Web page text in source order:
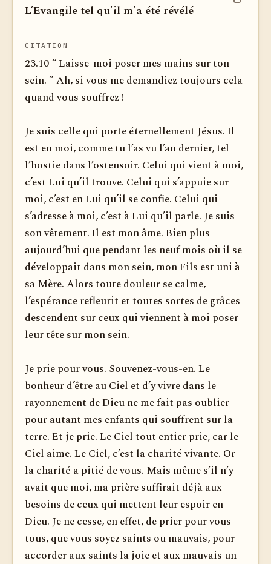
L’Evangile tel qu'il m'a été révélé
CITATION
23.10 “ Laisse-moi poser mes mains sur ton
sein. ” Ah, si vous me demandiez toujours cela
quand vous souffrez !
Je suis celle qui porte éternellement Jésus. Il
est en moi, comme tu l’as vu l’an dernier, tel
l’hostie dans l’ostensoir. Celui qui vient à moi,
c’est Lui qu’il trouve. Celui qui s’appuie sur
moi, c’est en Lui qu’il se confie. Celui qui
s’adresse à moi, c’est à Lui qu’il parle. Je suis
son vêtement. Il est mon âme. Bien plus
aujourd’hui que pendant les neuf mois où il se
développait dans mon sein, mon Fils est uni à
sa Mère. Alors toute douleur se calme,
l’espérance refleurit et toutes sortes de grâces
descendent sur ceux qui viennent à moi poser
leur tête sur mon sein.
Je prie pour vous. Souvenez-vous-en. Le
bonheur d’être au Ciel et d’y vivre dans le
rayonnement de Dieu ne me fait pas oublier
pour autant mes enfants qui souffrent sur la
terre. Et je prie. Le Ciel tout entier prie, car le
Ciel aime. Le Ciel, c’est la charité vivante. Or
la charité a pitié de vous. Mais même s’il n’y
avait que moi, ma prière suffirait déjà aux
besoins de ceux qui mettent leur espoir en
Dieu. Je ne cesse, en effet, de prier pour vous
tous, que vous soyez saints ou mauvais, pour
accorder aux saints la joie et aux mauvais un